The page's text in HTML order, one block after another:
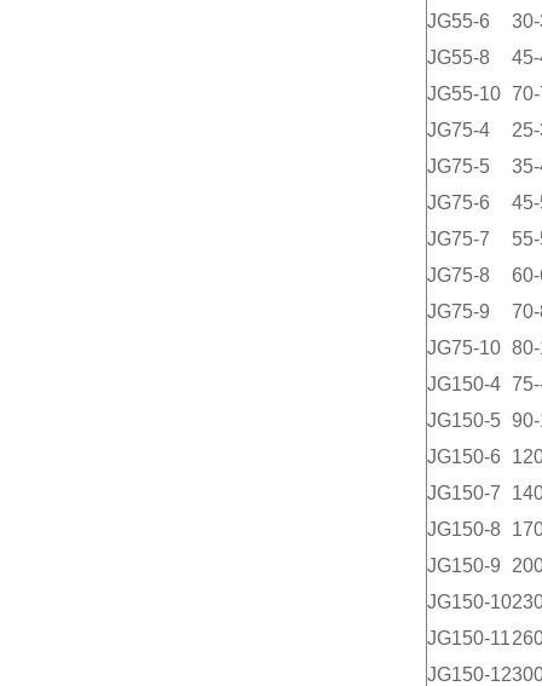
JG55-6
JG55-8
JG55-10
JG75-4
JG75-5
JG75-6
JG75-7
JG75-8
JG75-9
JG75-10
JG150-4
JG150-5
JG150-6
JG150-7
JG150-8
JG150-9
JG150-10
JG150-11
JG150-12